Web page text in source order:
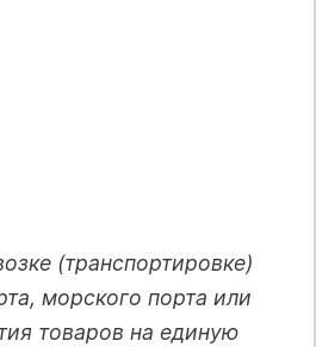
(транспортировке)
морского порта или
товаров на единую